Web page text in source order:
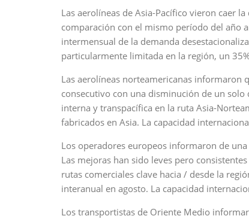
Las aerolíneas de Asia-Pacífico vieron caer
comparación con el mismo período del año
intermensual de la demanda
particularmente limitada en la región, un
Las aerolíneas norteamericanas informaron
consecutivo con una disminución de un solo
interna y transpacífica en la ruta Asia-
fabricados en Asia. La capacidad
Los operadores europeos informaron de
Las mejoras han sido leves pero
rutas comerciales clave hacia / desde la
interanual en agosto. La capacidad
Los transportistas de Oriente Medio